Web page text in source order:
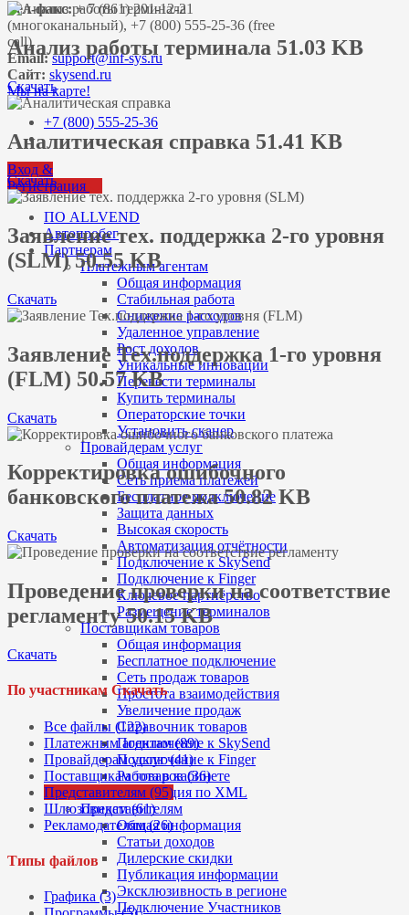
Тел-факс:+ 7 (861) 201-12-21
(многоканальный), +7 (800) 555-25-36 (free
call)
Email:
Сайт: skysend.ru
Мы на карте!
+7 (800) 555-25-36
Вход &
Регистрация
ПО ALLVEND
Автопробег
Партнерам
Платежным агентам
Общая информация
Стабильная работа
Снижение расходов
Удаленное управление
Рост доходов
Уникальные инновации
Перевести терминалы
Купить терминалы
Операторские точки
Установить сканер
Провайдерам услуг
Общая информация
Сеть приема платежей
Бесплатное подключение
Защита данных
Высокая скорость
Автоматизация отчётности
Подключение к SkySend
Подключение к Finger
Ключевое партнёрство
Размещение терминалов
Поставщикам товаров
Общая информация
Бесплатное подключение
Сеть продаж товаров
Простота взаимодействия
Увеличение продаж
Справочник товаров
Подключение к SkySend
Подключение к Finger
Работа в кабинете
Интеграция по XML
Представителям
Общая информация
Статьи доходов
Дилерские скидки
Публикация информации
Эксклюзивность в регионе
Подключение Участников
Анализ работы терминала 51.03 KB
Скачать
Аналитическая справка 51.41 KB
Скачать
Заявление тех. поддержка 2-го уровня
(SLM) 50.55 KB
Скачать
Заявление Тех.поддержка 1-го уровня
(FLM) 50.57 KB
Скачать
Корректировка ошибочного
банковского платежа 50.82 KB
Скачать
Проведение проверки на соответствие
регламенту 50.15 KB
Скачать
По участникам Скачать
Все файлы (122)
Платежным агентам (89)
Провайдерам услуг (41)
Поставщикам товаров (36)
Представителям (95)
Шлюзовикам (61)
Рекламодателям (26)
Типы файлов
Графика (3)